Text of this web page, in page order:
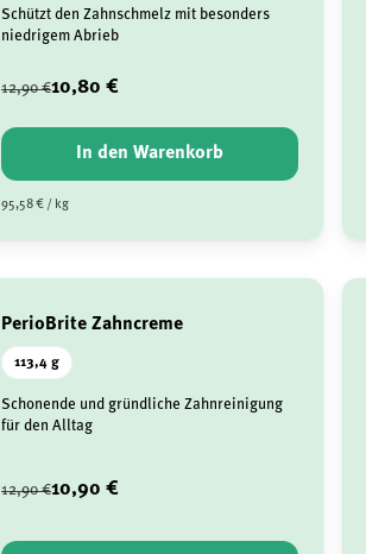
Schützt den Zahnschmelz mit besonders
niedrigem Abrieb
12,90 €10,80 €
In den Warenkorb
95,58 € / kg
PerioBrite Zahncreme
113,4 g
Schonende und gründliche Zahnreinigung
für den Alltag
12,90 €10,90 €